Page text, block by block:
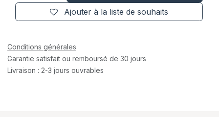
Ajouter à la liste de souhaits
Conditions générales
Garantie satisfait ou remboursé de 30 jours
Livraison : 2-3 jours ouvrables